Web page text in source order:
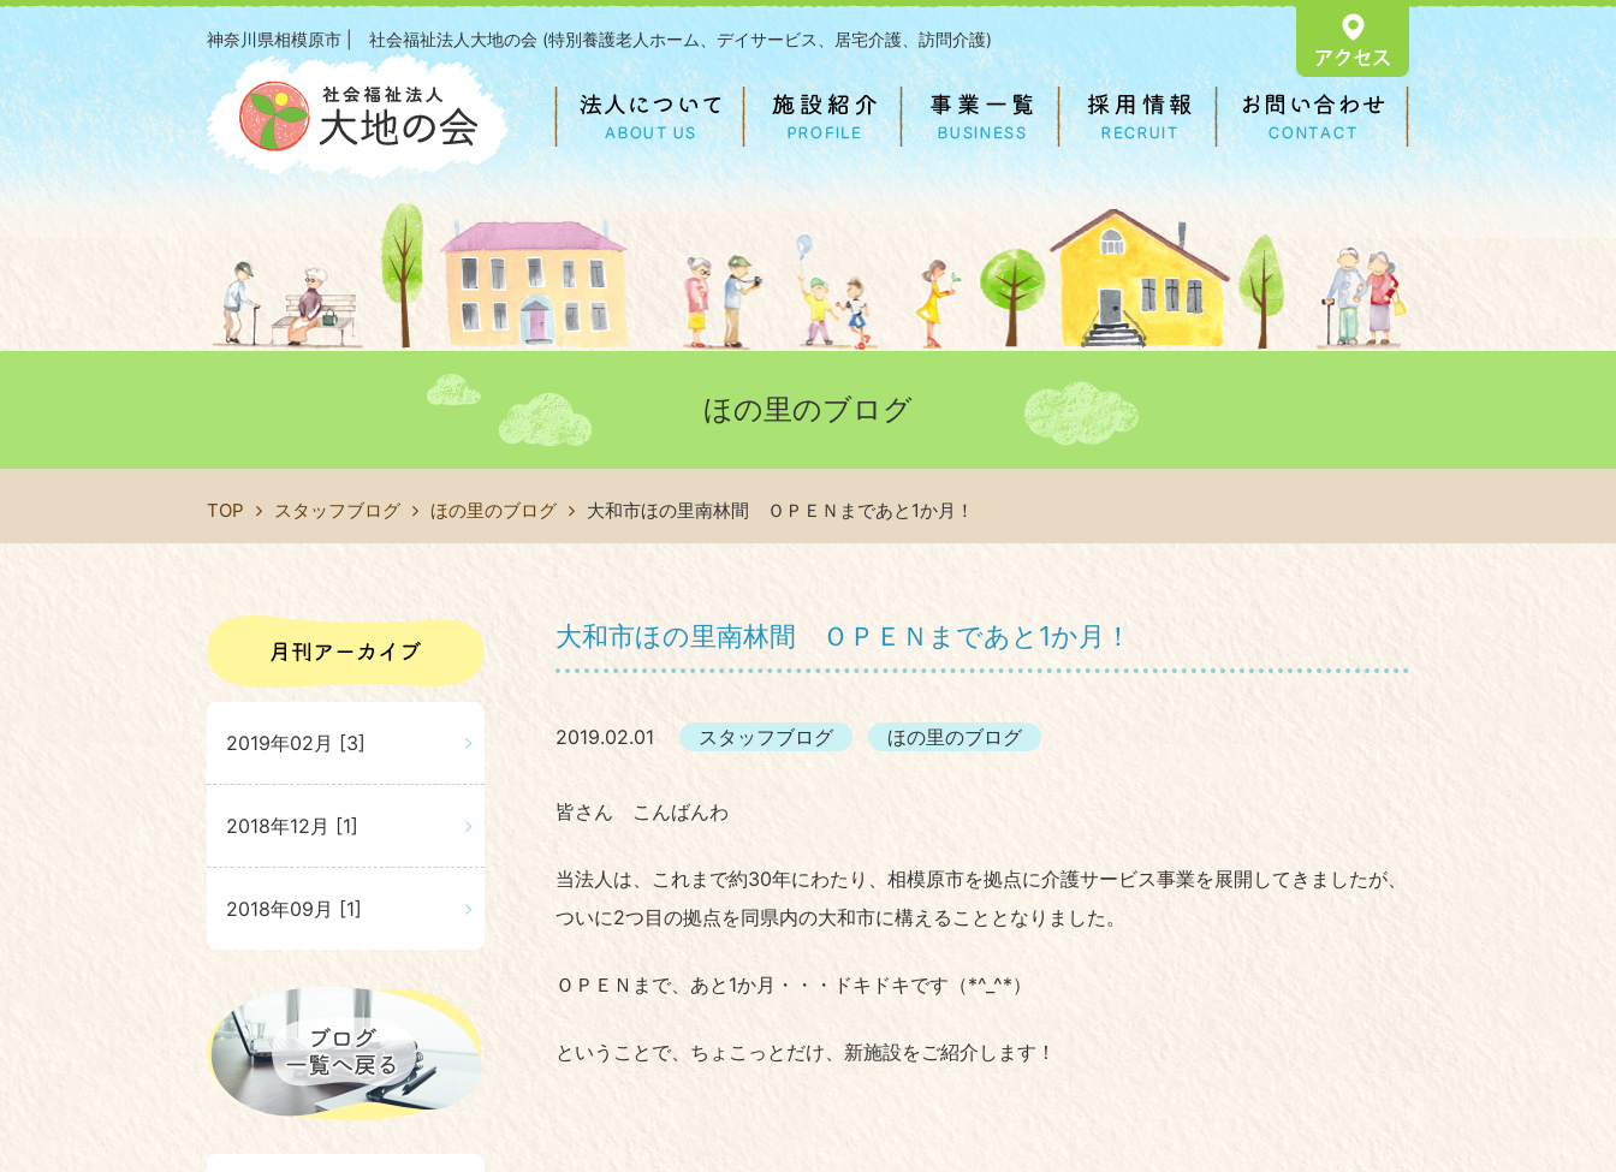
神奈川県相模原市 | 社会福祉法人大地の会 (特別養護老人ホーム、デイサービス、居宅介護、訪問介護)
ほの里のブログ
TOP スタッフブログ ほの里のブログ 大和市ほの里南林間 ＯＰＥＮまであと1か月！
大和市ほの里南林間 ＯＰＥＮまであと1か月！
2019.02.01 スタッフブログ ほの里のブログ
皆さん こんばんわ
当法人は、これまで約30年にわたり、相模原市を拠点に介護サービス事業を展開してきましたが、
ついに2つ目の拠点を同県内の大和市に構えることとなりました。
ＯＰＥＮまで、あと1か月・・・ドキドキです（*^_^*）
ということで、ちょこっとだけ、新施設をご紹介します！
2019年02月 [3]
2018年12月 [1]
2018年09月 [1]